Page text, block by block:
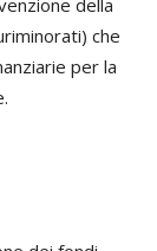
della
che
per la